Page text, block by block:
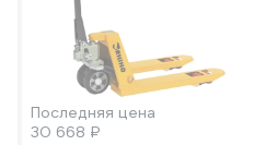
Последняя цена
30 668 ₽